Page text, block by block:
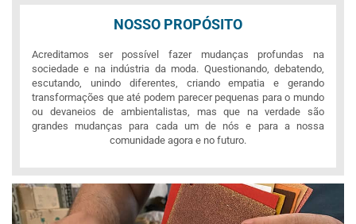
NOSSO PROPÓSITO
Acreditamos ser possível fazer mudanças profundas na
sociedade e na indústria da moda. Questionando, debatendo,
escutando, unindo diferentes, criando empatia e gerando
transformações que até podem parecer pequenas para o mundo
ou devaneios de ambientalistas, mas que na verdade são
grandes mudanças para cada um de nós e para a nossa
comunidade agora e no futuro.